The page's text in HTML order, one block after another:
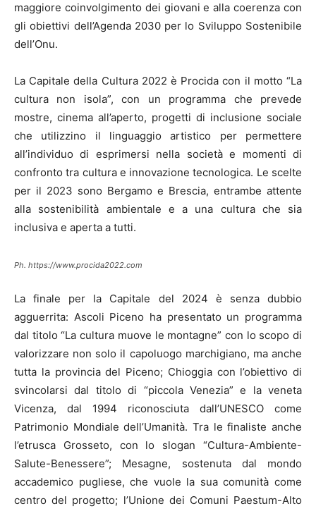
maggiore coinvolgimento dei giovani e alla coerenza con
gli obiettivi dell’Agenda 2030 per lo Sviluppo Sostenibile
dell’Onu.
La Capitale della Cultura 2022 è Procida con il motto “La
cultura non isola”, con un programma che prevede
mostre, cinema all’aperto, progetti di inclusione sociale
che utilizzino il linguaggio artistico per permettere
all’individuo di esprimersi nella società e momenti di
confronto tra cultura e innovazione tecnologica. Le scelte
per il 2023 sono Bergamo e Brescia, entrambe attente
alla sostenibilità ambientale e a una cultura che sia
inclusiva e aperta a tutti.
Ph. https://www.procida2022.com
La finale per la Capitale del 2024 è senza dubbio
agguerrita: Ascoli Piceno ha presentato un programma
dal titolo “La cultura muove le montagne” con lo scopo di
valorizzare non solo il capoluogo marchigiano, ma anche
tutta la provincia del Piceno; Chioggia con l’obiettivo di
svincolarsi dal titolo di “piccola Venezia” e la veneta
Vicenza, dal 1994 riconosciuta dall’UNESCO come
Patrimonio Mondiale dell’Umanità. Tra le finaliste anche
l’etrusca Grosseto, con lo slogan “Cultura-Ambiente-
Salute-Benessere”; Mesagne, sostenuta dal mondo
accademico pugliese, che vuole la sua comunità come
centro del progetto; l’Unione dei Comuni Paestum-Alto